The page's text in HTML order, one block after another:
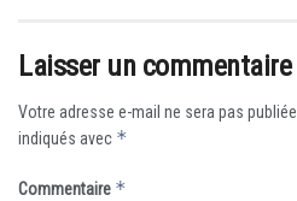
Laisser un commentaire
Votre adresse e-mail ne sera pas publiée.
indiqués avec *
Commentaire *